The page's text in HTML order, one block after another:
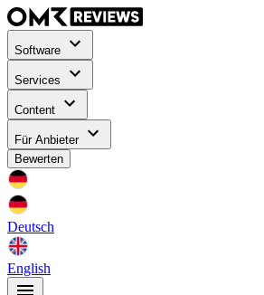
Software
Services
Content
Für Anbieter
Bewerten
Deutsch
English